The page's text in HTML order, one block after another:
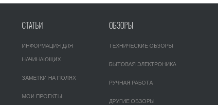
СТАТЬИ
ИНФОРМАЦИЯ ДЛЯ
НАЧИНАЮЩИХ
ЗАМЕТКИ НА ПОЛЯХ
МОИ ПРОЕКТЫ
ОБЗОРЫ
ТЕХНИЧЕСКИЕ ОБЗОРЫ
БЫТОВАЯ ЭЛЕКТРОНИКА
РУЧНАЯ РАБОТА
ДРУГИЕ ОБЗОРЫ